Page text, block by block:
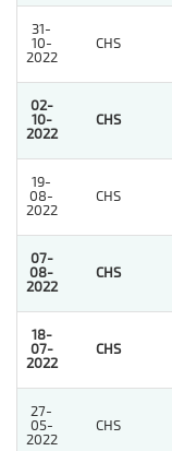
31-
10-
2022
CHS
02-
10-
2022
CHS
19-
08-
2022
CHS
07-
08-
2022
CHS
18-
07-
2022
CHS
27-
05-
2022
CHS